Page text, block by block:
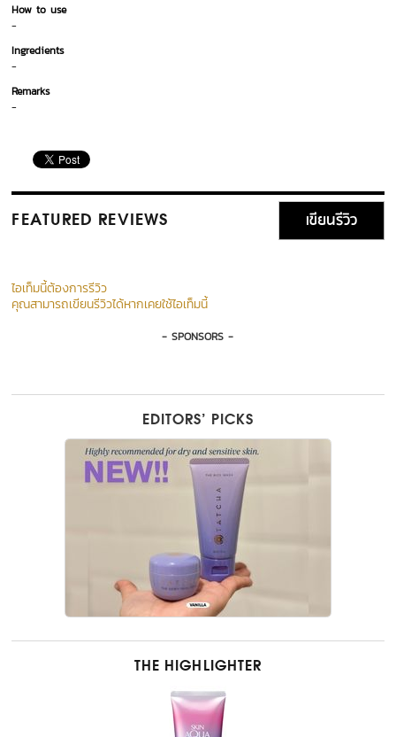
How to use
-
Ingredients
-
Remarks
-
FEATURED REVIEWS เขียนรีวิว
ไอเท็มนี้ต้องการรีวิว
คุณสามารถเขียนรีวิวได้หากเคยใช้ไอเท็มนี้
- SPONSORS -
EDITORS’ PICKS
THE HIGHLIGHTER